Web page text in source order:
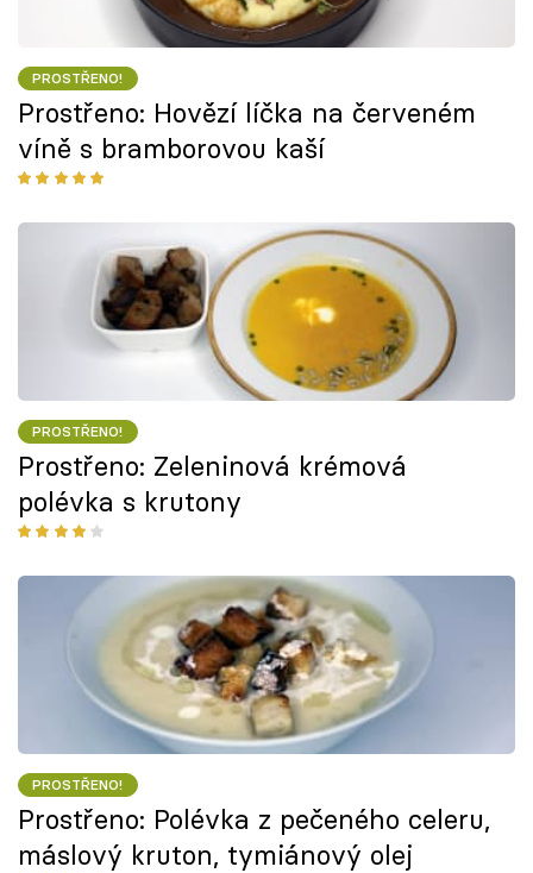
PROSTŘENO!
Prostřeno: Hovězí líčka na červeném
víně s bramborovou kaší
PROSTŘENO!
Prostřeno: Zeleninová krémová
polévka s krutony
PROSTŘENO!
Prostřeno: Polévka z pečeného celeru,
máslový kruton, tymiánový olej